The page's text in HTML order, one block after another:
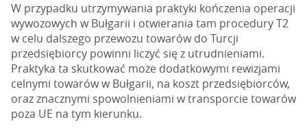
W przypadku utrzymywania praktyki kończenia operacji
wywozowych w Bułgarii i otwierania tam procedury T2
w celu dalszego przewozu towarów do Turcji
przedsiębiorcy powinni liczyć się z utrudnieniami.
Praktyka ta skutkować może dodatkowymi rewizjami
celnymi towarów w Bułgarii, na koszt przedsiębiorców,
oraz znacznymi spowolnieniami w transporcie towarów
poza UE na tym kierunku.